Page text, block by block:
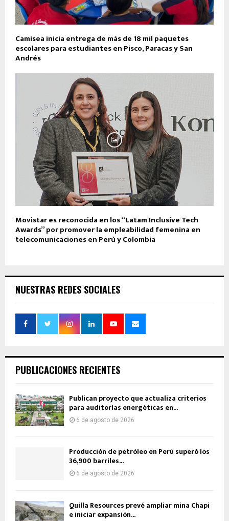
Camisea inicia entrega de más de 18 mil paquetes
escolares para estudiantes en Pisco, Paracas y San
Andrés
Movistar es reconocida en los “Latam Inclusive Tech
Awards” por promover la empleabilidad femenina en
telecomunicaciones en Perú y Colombia
NUESTRAS REDES SOCIALES
PUBLICACIONES RECIENTES
Publican proyecto que actualiza criterios
para auditorías energéticas en...
6 de agosto de 2026
Producción de petróleo en Perú superó los
36,900 barriles...
6 de agosto de 2026
Quilla Resources prevé ampliar mina Chapi
e iniciar expansión...